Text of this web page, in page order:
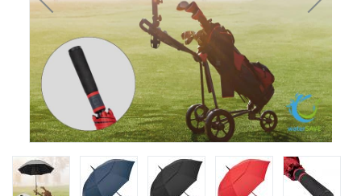
VÊTEMENTS
MAISON
NOUVEAUTÉS
ÉCORESPONSABLE
L'ENTREPRISE
SERVICES